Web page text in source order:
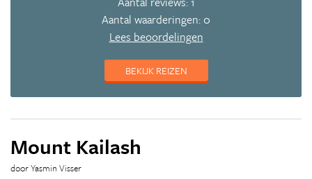
Aantal waarderingen: 0
Lees beoordelingen
BEKIJK REIZEN
Mount Kailash
door Yasmin Visser